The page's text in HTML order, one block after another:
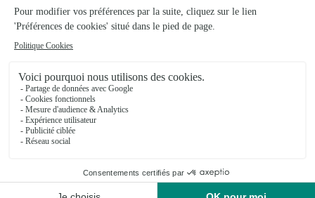
L’arrosoir
Percy en Normandie
★★★★★4.7 (40)
15, rue Louis Carpon